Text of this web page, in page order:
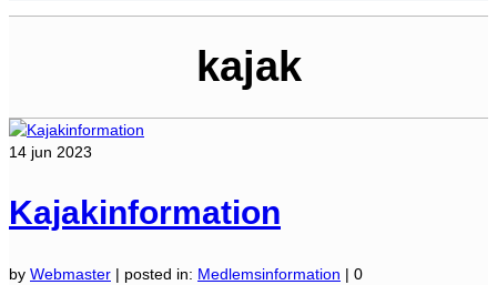
kajak
14 jun 2023
Kajakinformation
by Webmaster | posted in: Medlemsinformation | 0